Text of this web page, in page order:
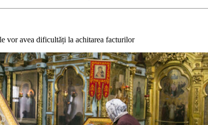
vor avea dificultăți la achitarea facturilor